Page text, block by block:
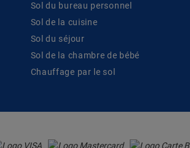
Sol du bureau personnel
Sol de la cuisine
Sol du séjour
Sol de la chambre de bébé
Chauffage par le sol